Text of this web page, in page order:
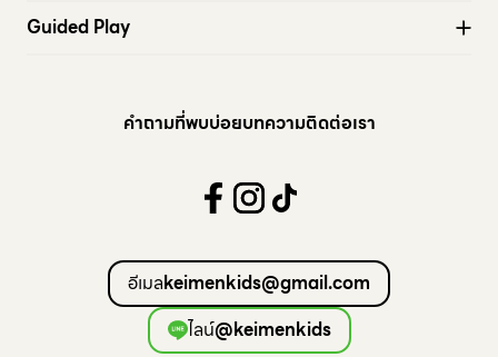
Wheels
Storage Crate
Sensory Play
Constructive Play
modu
Guided Play
คำถามที่พบบ่อยบทความติดต่อเรา
อีเมลkeimenkids@gmail.com
ไลน์@keimenkids